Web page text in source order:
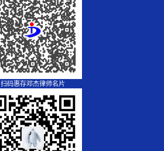
扫码惠存邓杰律师名片